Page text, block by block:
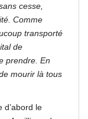
cesse,
Comme
transporté
de
prendre. En
mourir là tous
le